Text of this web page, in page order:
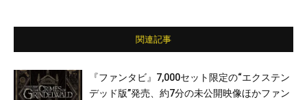
関連記事
『ファンタビ』7,000セット限定の“エクステン
デッド版”発売、約7分の未公開映像ほかファン